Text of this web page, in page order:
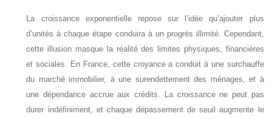
La croissance exponentielle repose sur l’idée qu’ajouter plus
d’unités à chaque étape conduira à un progrès illimité. Cependant,
cette illusion masque la réalité des limites physiques, financières
et sociales. En France, cette croyance a conduit à une surchauffe
du marché immobilier, à une surendettement des ménages, et à
une dépendance accrue aux crédits. La croissance ne peut pas
durer indéfiniment, et chaque dépassement de seuil augmente le